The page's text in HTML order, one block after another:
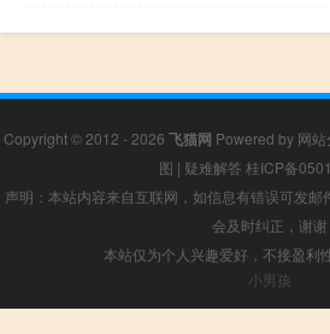
Copyright © 2012 - 2026 飞猫网 Powered by 网
图 | 疑难解答 桂ICP备
声明：本站内容来自互联网，如信息有错误可发
会及时纠正，谢谢
本站仅为个人兴趣爱好，不接盈利
小男孩